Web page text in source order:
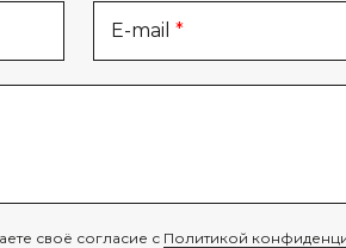
E-mail
своё согласие с Политикой